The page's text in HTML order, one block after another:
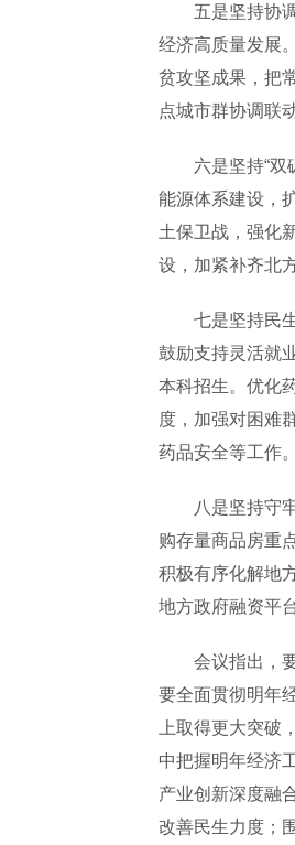
五是坚持协调
经济高质量发展
贫攻坚成果，把
点城市群协调联
六是坚持“双碳
能源体系建设，
土保卫战，强化
设，加紧补齐北
七是坚持民生
鼓励支持灵活就
本科招生。优化
度，加强对困难
药品安全等工作
八是坚持守牢
购存量商品房重
积极有序化解地
地方政府融资平
会议指出，要
要全面贯彻明年
上取得更大突
中把握明年经济
产业创新深度融
改善民生力度；